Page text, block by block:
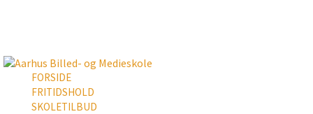
FORSIDE
FRITIDSHOLD
SKOLETILBUD